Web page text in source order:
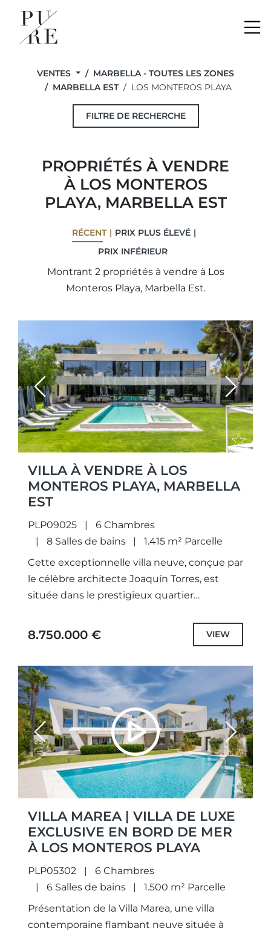
VENTES
MARBELLA - TOUTES LES ZONES
MARBELLA EST
LOS MONTEROS PLAYA
FILTRE DE RECHERCHE
PROPRIÉTÉS À VENDRE
À LOS MONTEROS
PLAYA, MARBELLA EST
RÉCENT
PRIX ​​PLUS ÉLEVÉ
PRIX ​​INFÉRIEUR
Montrant 2 propriétés à vendre à Los
Monteros Playa, Marbella Est.
Previous Next
VILLA À VENDRE À LOS
MONTEROS PLAYA, MARBELLA
EST
PLP09025
6 Chambres
8 Salles de bains
1.415 m² Parcelle
Cette exceptionnelle villa neuve, conçue par
le célèbre architecte Joaquín Torres, est
située dans le prestigieux quartier
de la plage. Réputé comme l’un...
8.750.000 € VIEW
Previous Next
VILLA MAREA | VILLA DE LUXE
EXCLUSIVE EN BORD DE MER
À LOS MONTEROS PLAYA
PLP05302
6 Chambres
6 Salles de bains
1.500 m² Parcelle
Présentation de la Villa Marea, une villa
contemporaine flambant neuve située à